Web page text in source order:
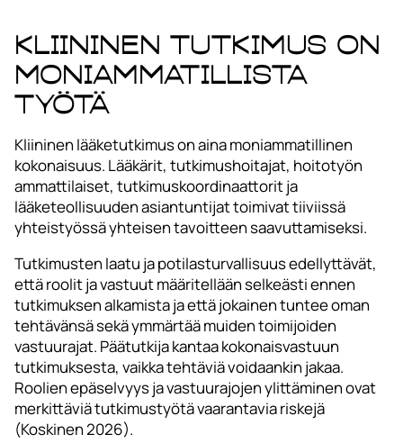
Kliininen tutkimus on
moniammatillista
työtä
Kliininen lääketutkimus on aina moniammatillinen
kokonaisuus. Lääkärit, tutkimushoitajat, hoitotyön
ammattilaiset, tutkimuskoordinaattorit ja
lääketeollisuuden asiantuntijat toimivat tiiviissä
yhteistyössä yhteisen tavoitteen saavuttamiseksi.
Tutkimusten laatu ja potilasturvallisuus edellyttävät,
että roolit ja vastuut määritellään selkeästi ennen
tutkimuksen alkamista ja että jokainen tuntee oman
tehtävänsä sekä ymmärtää muiden toimijoiden
vastuurajat. Päätutkija kantaa kokonaisvastuun
tutkimuksesta, vaikka tehtäviä voidaankin jakaa.
Roolien epäselvyys ja vastuurajojen ylittäminen ovat
merkittäviä tutkimustyötä vaarantavia riskejä
(Koskinen 2026).